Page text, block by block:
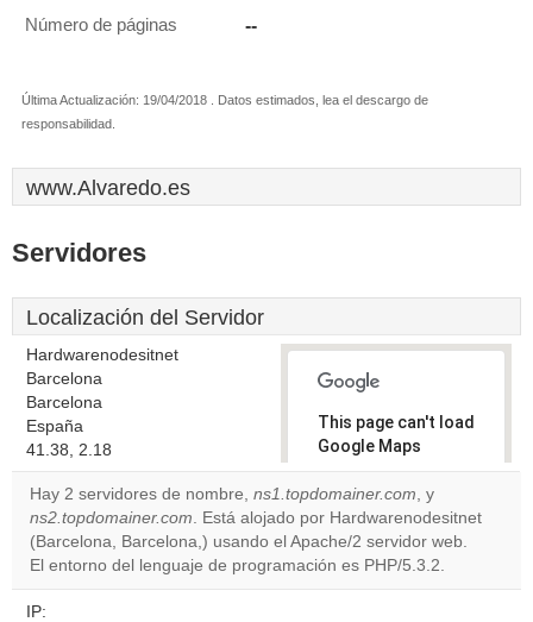
Número de páginas --
Última Actualización: 19/04/2018 . Datos estimados, lea el descargo de
responsabilidad.
www.Alvaredo.es
Servidores
Localización del Servidor
Hardwarenodesitnet
Barcelona
Barcelona
España
41.38, 2.18
This page can't load
Google Maps
correctly.
Do you
own this
website?
OK
Hay 2 servidores de nombre, ns1.topdomainer.com, y
ns2.topdomainer.com. Está alojado por Hardwarenodesitnet
(Barcelona, Barcelona,) usando el Apache/2 servidor web.
El entorno del lenguaje de programación es PHP/5.3.2.
IP: